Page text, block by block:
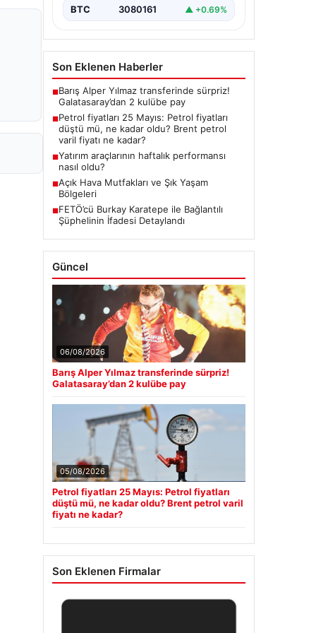
BTC 3080161 ▲ +0.69%
Son Eklenen Haberler
■Barış Alper Yılmaz transferinde sürpriz!
Galatasaray’dan 2 kulübe pay
■Petrol fiyatları 25 Mayıs: Petrol fiyatları
düştü mü, ne kadar oldu? Brent petrol
varil fiyatı ne kadar?
■Yatırım araçlarının haftalık performansı
nasıl oldu?
■Açık Hava Mutfakları ve Şık Yaşam
Bölgeleri
■FETÖ’cü Burkay Karatepe ile Bağlantılı
Şüphelinin İfadesi Detaylandı
Güncel
06/08/2026
Barış Alper Yılmaz transferinde sürpriz!
Galatasaray’dan 2 kulübe pay
05/08/2026
Petrol fiyatları 25 Mayıs: Petrol fiyatları
düştü mü, ne kadar oldu? Brent petrol varil
fiyatı ne kadar?
Son Eklenen Firmalar